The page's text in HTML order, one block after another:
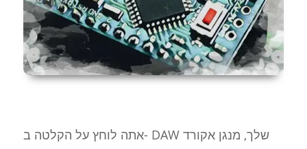
אתה לוחץ על הקלטה ב- DAW שלך, מנגן אקורד